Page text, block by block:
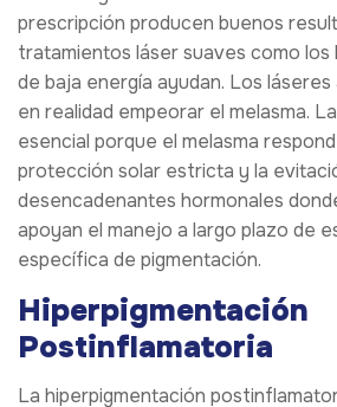
prescripción producen buenos
tratamientos láser suaves como
de baja energía ayudan. Los
en realidad empeorar el melasma.
esencial porque el melasma
protección solar estricta y la
desencadenantes hormonales
apoyan el manejo a largo plazo de
específica de pigmentación.
Hiperpigmentación
Postinflamatoria
La hiperpigmentación